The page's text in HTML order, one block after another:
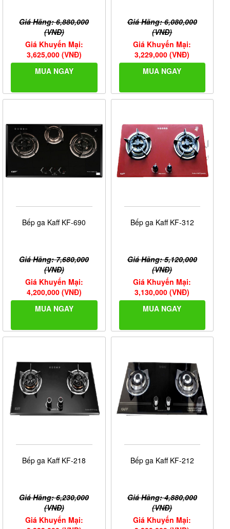
Giá Hãng: 6,880,000
(VNĐ)
Giá Khuyến Mại:
3,625,000 (VNĐ)
MUA NGAY
Giá Hãng: 6,080,000
(VNĐ)
Giá Khuyến Mại:
3,229,000 (VNĐ)
MUA NGAY
Bếp ga Kaff KF-690
Giá Hãng: 7,680,000
(VNĐ)
Giá Khuyến Mại:
4,200,000 (VNĐ)
MUA NGAY
Bếp ga Kaff KF-312
Giá Hãng: 5,120,000
(VNĐ)
Giá Khuyến Mại:
3,130,000 (VNĐ)
MUA NGAY
Bếp ga Kaff KF-218
Giá Hãng: 6,230,000
(VNĐ)
Giá Khuyến Mại:
Bếp ga Kaff KF-212
Giá Hãng: 4,880,000
(VNĐ)
Giá Khuyến Mại: